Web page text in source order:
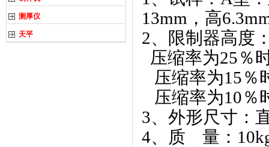
测厚仪
天平
13mm，高
2、限制器高
压缩率为25％
压缩率为15％
压缩率为10％
3、外形尺寸：
4、质 量：